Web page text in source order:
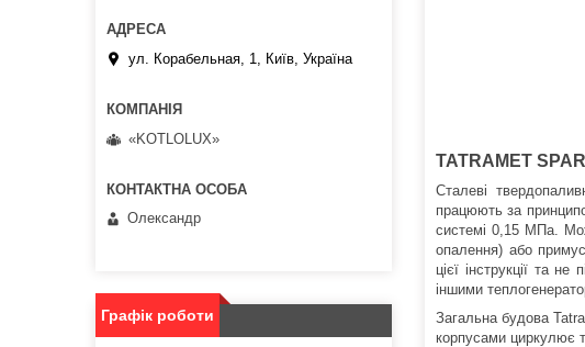
TATRAMET
Сталеві
працюють за
системі 0,15 МПа.
опалення) або
цієї інструкції та
іншими
Загальна будова
корпусами циркулює
ул. Корабельная, 1, Київ, Україна
«KOTLOLUX»
Олександр
Графік роботи